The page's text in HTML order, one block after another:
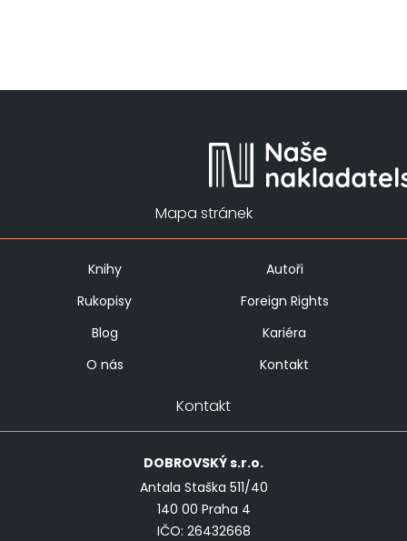
Mapa stránek
Knihy
Autoři
Rukopisy
Foreign Rights
Blog
Kariéra
O nás
Kontakt
Kontakt
DOBROVSKÝs.r.o.
Antala Staška 511/40
140 00 Praha 4
IČO: 26432668